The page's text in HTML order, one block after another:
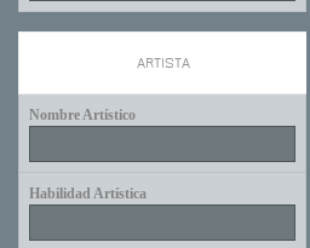
ARTISTA
Nombre Artístico
Habilidad Artística